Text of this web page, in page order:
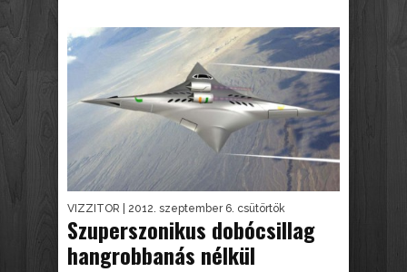
VIZZITOR | 2012. szeptember 6. csütörtök
Szuperszonikus dobócsillag
hangrobbanás nélkül